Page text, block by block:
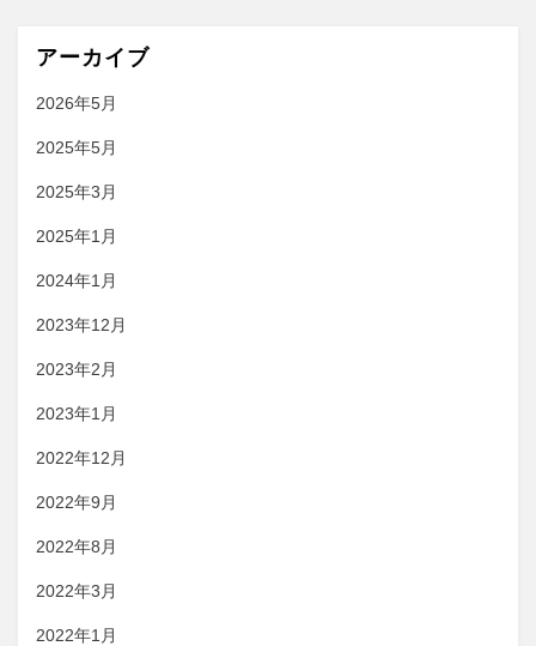
アーカイブ
2026年5月
2025年5月
2025年3月
2025年1月
2024年1月
2023年12月
2023年2月
2023年1月
2022年12月
2022年9月
2022年8月
2022年3月
2022年1月